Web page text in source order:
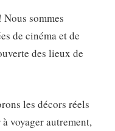
sommes
de cinéma et de
des lieux de
les décors réels
voyager autrement,